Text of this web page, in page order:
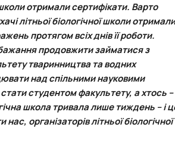
школи отримали сертифікати. Варто
літньої біологічної школи отримали
протягом всіх днів її роботи.
продовжити займатися з
тваринництва та водних
над спільними науковими
студентом факультету, а хтось –
школа тривала лише тиждень – і
організаторів літньої біологічної